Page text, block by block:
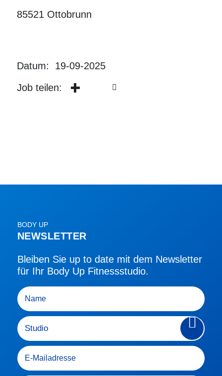
85521 Ottobrunn
Datum: 19-09-2025
Job teilen:
BODY UP
NEWSLETTER
Bleiben Sie up to date mit dem Newsletter
für Ihr Body Up Fitnessstudio.